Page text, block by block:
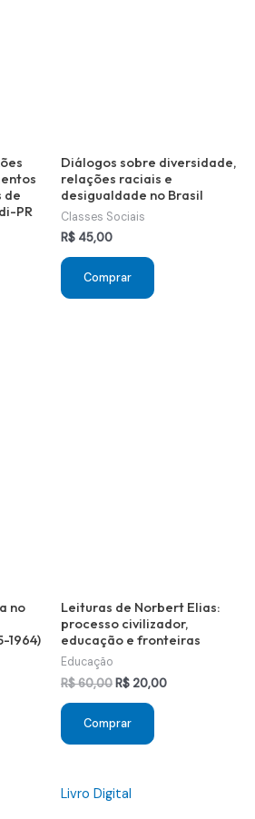
de
PR
Diálogos sobre diversidade,
relações raciais e
desigualdade no Brasil
Classes Sociais
R$ 45,00
Comprar
no
1964)
Leituras de Norbert Elias:
processo civilizador,
educação e fronteiras
Educação
R$60,00O
original
era:
R$ 60,00.
R$ 20,00O
Comprar
Livro Digital